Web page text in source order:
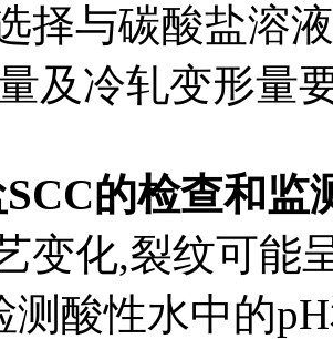
择与碳酸盐溶
及冷轧变形量
的检查和监
变化,裂纹可能
测酸性水中的